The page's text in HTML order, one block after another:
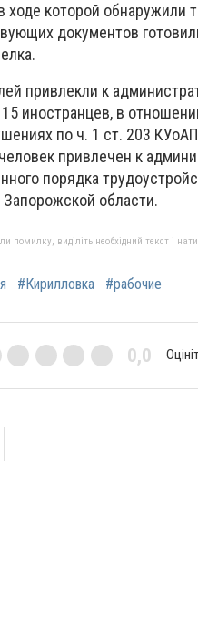
ходе которой обнаружили
документов
привлекли к
иностранцев, в
по ч. 1 ст. 203
привлечен к
порядка
области.
помилку, виділіть необхідний текст і
#Кирилловка #рабочие
0,0